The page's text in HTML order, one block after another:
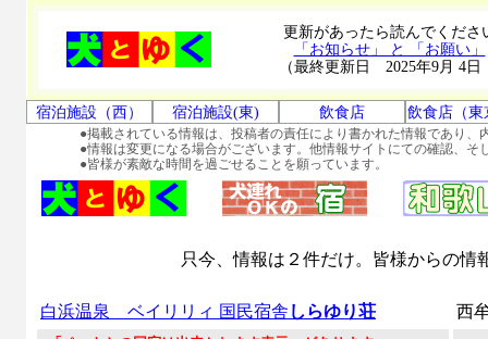
更新があったら読んでくださ
「お知らせ」 と 「お願い」
（最終更新日 2025年9月 4日
宿泊施設（西） 宿泊施設(東) 飲食店 飲食店（東
●掲載されている情報は、投稿者の責任により書かれた情報であり
●情報は変更になる場合がございます。他情報サイトにての確認、
●皆様が素敵な時間を過ごせることを願っています。
只今、情報は２件だけ。皆様からの情
白浜温泉 ベイリリィ 国民宿舎 しらゆり荘 西